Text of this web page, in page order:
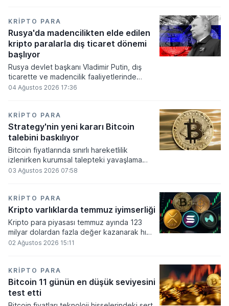
kayıplarının tetikleyeceği kredi krizinin
küresel likidite artışına yol açacağını belirtti
ve bitcoinin bu süreçte en hızlı tepki veren
varlık olacağı vurguladı.
KRIPTO PARA
Rusya'da madencilikten elde edilen
kripto paralarla dış ticaret dönemi
başlıyor
Rusya devlet başkanı Vladimir Putin, dış
ticarette ve madencilik faaliyetlerinde
kripto varlıkların kullanımına onay veren
elde edilen dijital paraların belirli şartlar
altında dolaşımına ve menkul kıymet
alımlarında kullanılmasına olanak sağlanıyor.
04 Ağustos 2026 17:36
KRIPTO PARA
Strategy'nin yeni kararı Bitcoin
talebini baskılıyor
Bitcoin fiyatlarında sınırlı hareketlilik
izlenirken kurumsal talepteki yavaşlama
piyasa dinamiklerini etkiliyor. ABD Merkez
çalışmalarındaki belirsizliklerle baskı altında
kalmaya devam ediyor.
03 Ağustos 2026 07:58
KRIPTO PARA
Kripto varlıklarda temmuz iyimserliği
Kripto para piyasası temmuz ayında 123
milyar dolardan fazla değer kazanarak hızlı
bir toparlanma sürecine girdi. Bitcoin ve
2 trilyon 159 milyar 780 milyon dolar
seviyesine ulaştı.
02 Ağustos 2026 15:11
KRIPTO PARA
Bitcoin 11 günün en düşük seviyesini
test etti